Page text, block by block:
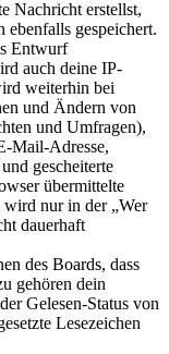
Nachricht erstellst,
ebenfalls gespeichert.
Entwurf
auch deine IP-
weiterhin bei
und Ändern von
und Umfragen),
Mail-Adresse,
gescheiterte
übermittelte
nur in der „Wer
dauerhaft
des Boards, dass
gehören dein
Gelesen-Status von
Lesezeichen